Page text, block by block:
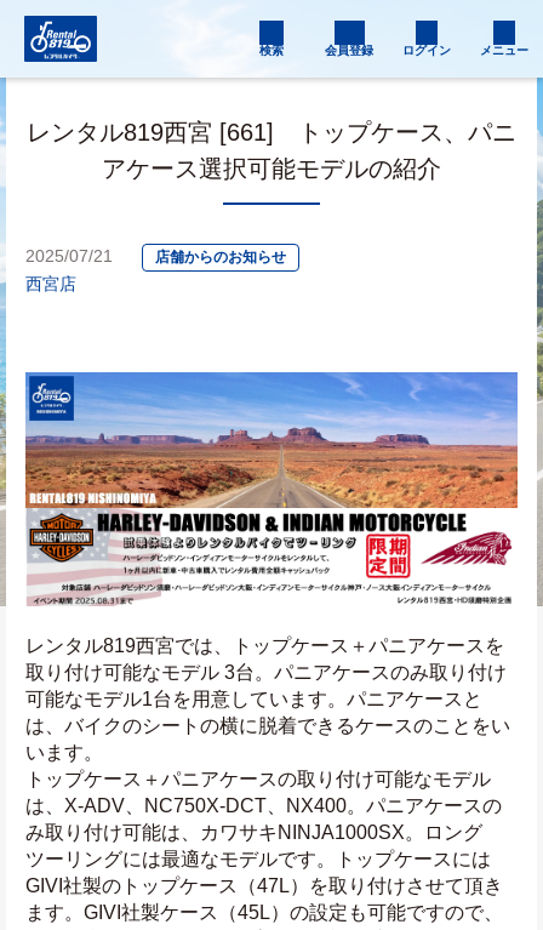
検索 会員登録 ログイン メニュー
レンタル819西宮 [661] トップケース、パニ
アケース選択可能モデルの紹介
2025/07/21 店舗からのお知らせ
西宮店
レンタル819西宮では、トップケース＋パニアケースを
取り付け可能なモデル 3台。パニアケースのみ取り付け
可能なモデル1台を用意しています。パニアケースと
は、バイクのシートの横に脱着できるケースのことをい
います。
トップケース＋パニアケースの取り付け可能なモデル
は、X-ADV、NC750X-DCT、NX400。パニアケースの
み取り付け可能は、カワサキNINJA1000SX。ロング
ツーリングには最適なモデルです。トップケースには
GIVI社製のトップケース（47L）を取り付けさせて頂き
ます。GIVI社製ケース（45L）の設定も可能ですので、